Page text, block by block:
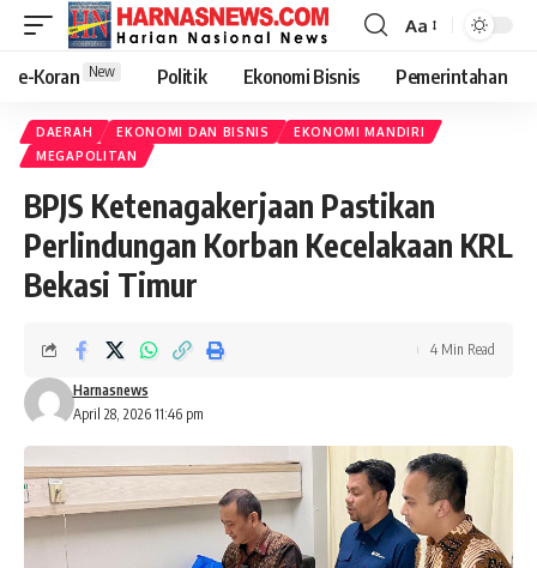
Aa
e-Koran New Politik Ekonomi Bisnis Pemerintahan
DAERAH EKONOMI DAN BISNIS
EKONOMI MANDIRI
MEGAPOLITAN
BPJS Ketenagakerjaan Pastikan
Perlindungan Korban Kecelakaan KRL
Bekasi Timur
April 28, 2026 11:46 pm
Harnasnews
4 Min Read